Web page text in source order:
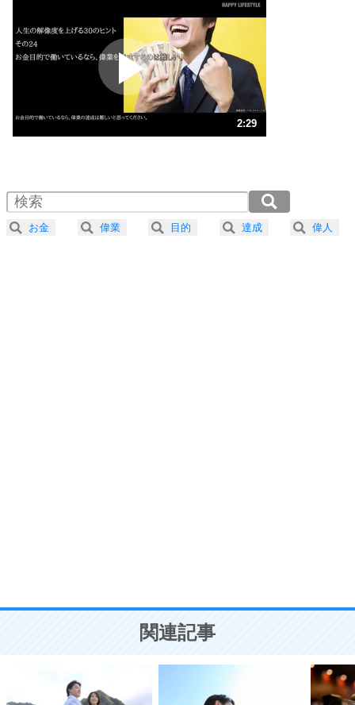
いらいらしない人になる30の方法
プラス思考
ポジティブになれない原因は、行動しないから。
ポジティブ思考になる30の方法
ストレス対策
人生、なんとかなるもの。
気楽に生きる30の方法
4 器の大きい人は、怒りを優しさで表現する。
プラス思考
ことが大切。
2:29
2.0倍速 （292KB 1分14秒）
2.5倍速 （234KB 59秒）
3.0倍速 （195KB 49秒）
お金 偉業 目的 達成 偉人
関連記事